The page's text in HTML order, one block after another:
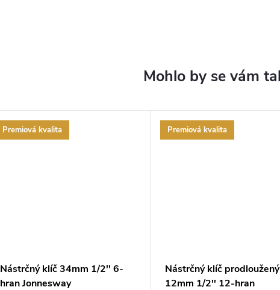
Premiová kvalita
Nástrčný klíč 34mm 1/2'' 6-
hran Jonnesway
Premiová kvalita
Nástrčný klíč prodloužený
12mm 1/2'' 12-hran